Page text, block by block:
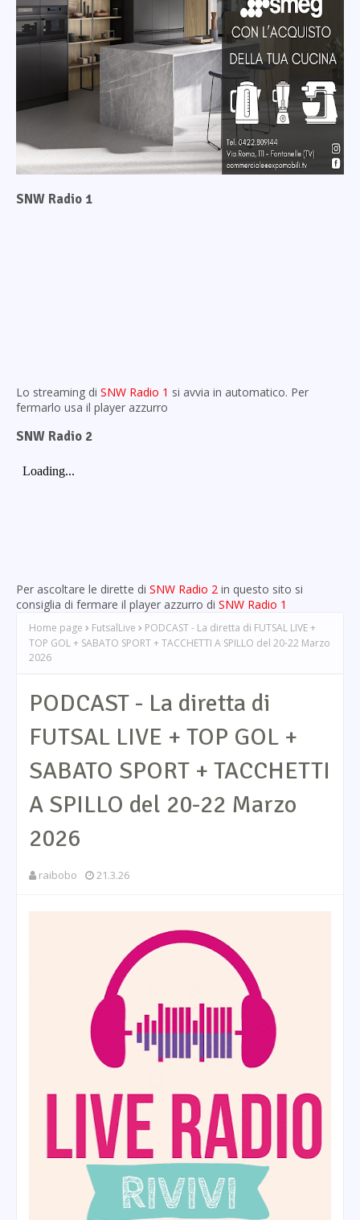
SNW Radio 1
Lo streaming di SNW Radio 1 si avvia in automatico. Per
fermarlo usa il player azzurro
SNW Radio 2
Per ascoltare le dirette di SNW Radio 2 in questo sito si
consiglia di fermare il player azzurro di SNW Radio 1
Home page FutsalLive
PODCAST - La diretta di FUTSAL LIVE +
TOP GOL + SABATO SPORT + TACCHETTI A SPILLO del 20-22 Marzo
2026
PODCAST - La diretta di
FUTSAL LIVE + TOP GOL +
SABATO SPORT + TACCHETTI
A SPILLO del 20-22 Marzo
2026
raibobo 21.3.26